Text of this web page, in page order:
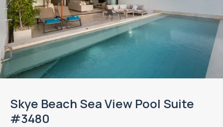
Skye Beach Sea View Pool Suite
#3480